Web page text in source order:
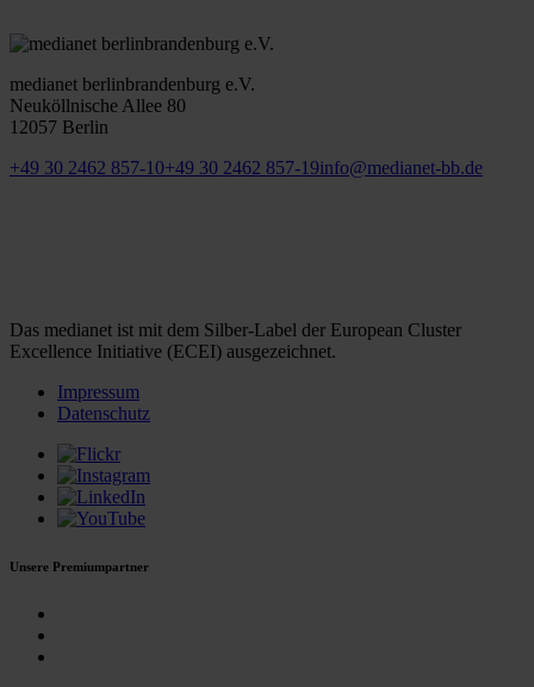
medianet berlinbrandenburg e.V.
Neuköllnische Allee 80
12057 Berlin
+49 30 2462 857-10+49 30 2462 857-19info@medianet-bb.de
Das medianet ist mit dem Silber-Label der European Cluster
Excellence Initiative (ECEI) ausgezeichnet.
Impressum
Datenschutz
Unsere Premiumpartner